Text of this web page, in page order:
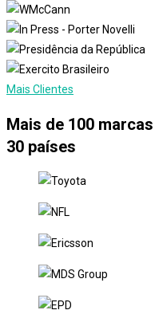
Mais Clientes
Mais de 100
30 países